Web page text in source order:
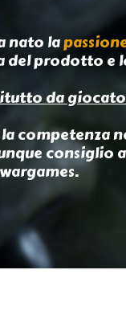
nato la
del prodotto e
da
competenza
consiglio